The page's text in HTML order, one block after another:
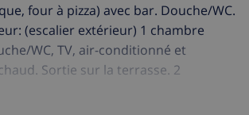
four à pizza) avec bar. Douche/WC.
(escalier extérieur) 1 chambre
WC, TV, air-conditionné et
Sortie sur la terrasse. 2
longues. Vue sur les alentours. A